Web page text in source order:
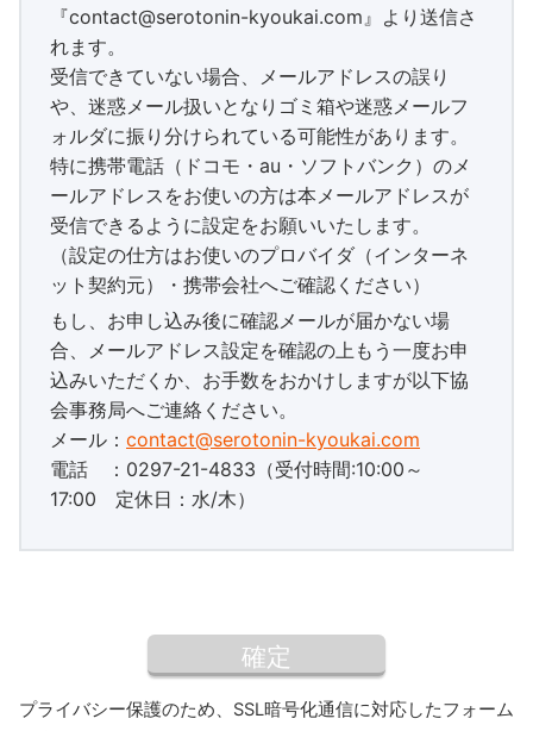
『contact@serotonin-kyoukai.com』より送信さ
れます。
受信できていない場合、メールアドレスの誤り
や、迷惑メール扱いとなりゴミ箱や迷惑メールフ
ォルダに振り分けられている可能性があります。
特に携帯電話（ドコモ・au・ソフトバンク）のメ
ールアドレスをお使いの方は本メールアドレスが
受信できるように設定をお願いいたします。
（設定の仕方はお使いのプロバイダ（インターネ
ット契約元）・携帯会社へご確認ください）
もし、お申し込み後に確認メールが届かない場
合、メールアドレス設定を確認の上もう一度お申
込みいただくか、お手数をおかけしますが以下協
会事務局へご連絡ください。
メール： contact@serotonin-kyoukai.com
電話 ：0297-21-4833（受付時間:10:00～
17:00 定休日：水/木）
プライバシー保護のため、SSL暗号化通信に対応したフォーム